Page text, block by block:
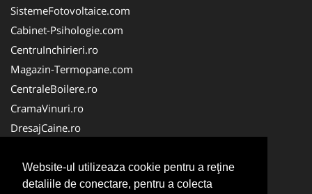
Website-ul utilizeaza cookie pentru a reţine
detaliile de conectare, pentru a colecta
SistemeFotovoltaice.com
Cabinet-Psihologie.com
CentruInchirieri.ro
Magazin-Termopane.com
CentraleBoilere.ro
CramaVinuri.ro
DresajCaine.ro
Alpinist-Utilitar.com
Birouri-Cadastru.ro